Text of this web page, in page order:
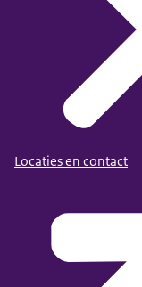
Locaties en contact